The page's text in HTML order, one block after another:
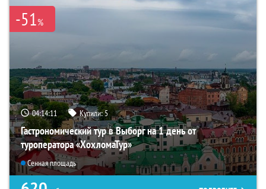
-51%
04:14:10 Купили:5
Гастрономический тур в Выборг на 1 день от
туроператора «ХохломаТур»
Сенная площадь